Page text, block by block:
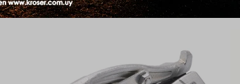
Continuar
Continuar